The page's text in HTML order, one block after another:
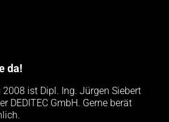
da!
2008 ist Dipl. Ing. Jürgen Siebert
DEDITEC GmbH. Gerne berät